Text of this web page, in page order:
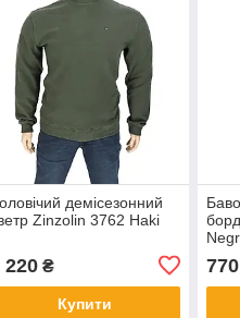
демісезонний
Zinzolin 3762 Haki
220₴
Купити
770